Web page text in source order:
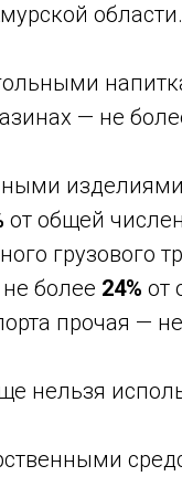
— не
от общей
грузового
более 24% от
прочая —
нельзя